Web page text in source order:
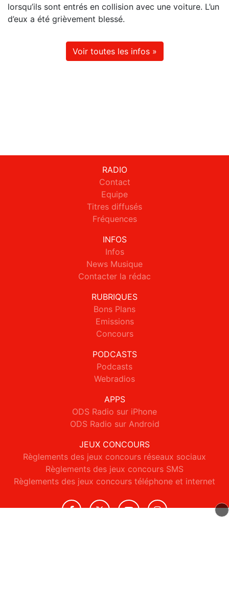
lorsqu’ils sont entrés en collision avec une voiture. L’un
d’eux a été grièvement blessé.
Voir toutes les infos »
RADIO
Contact
Equipe
Titres diffusés
Fréquences
INFOS
Infos
News Musique
Contacter la rédac
RUBRIQUES
Bons Plans
Emissions
Concours
PODCASTS
Podcasts
Webradios
APPS
ODS Radio sur iPhone
ODS Radio sur Android
JEUX CONCOURS
Règlements des jeux concours réseaux sociaux
Règlements des jeux concours SMS
Règlements des jeux concours téléphone et internet